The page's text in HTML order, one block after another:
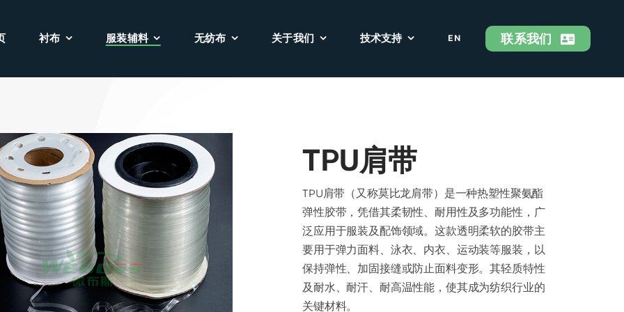
衬布 服装辅料 无纺布 关于我们 技术支持 EN 联系我们
TPU肩带
TPU肩带（又称莫比龙肩带）是一种热塑性聚氨酯
弹性胶带，凭借其柔韧性、耐用性及多功能性，广
泛应用于服装及配饰领域。这款透明柔软的胶带主
要用于弹力面料、泳衣、内衣、运动装等服装，以
保持弹性、加固接缝或防止面料变形。其轻质特性
及耐水、耐汗、耐高温性能，使其成为纺织行业的
关键材料。